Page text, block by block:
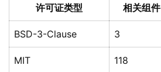
许可证类型 相关组件
BSD-3-Clause 3
MIT 118